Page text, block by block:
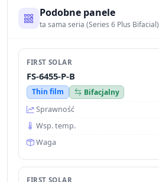
Podobne panele
ta sama seria (Series 6 Plus Bifacial)
FIRST SOLAR
FS-6455-P-B
Thin film
Bifacjalny
Sprawność
Wsp. temp.
Waga
FIRST SOLAR